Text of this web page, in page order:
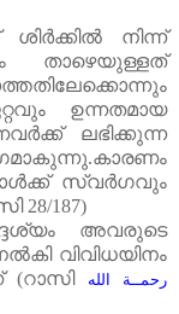
നിന്ന്
താഴെയുള്ളത്
ഉന്നതമായ
ലഭിക്കുന്ന
.കാരണം
സ്വർഗവും
28/187)
അവരുടെ
വിവിധയിനം
(റാസി
رحمــة الله